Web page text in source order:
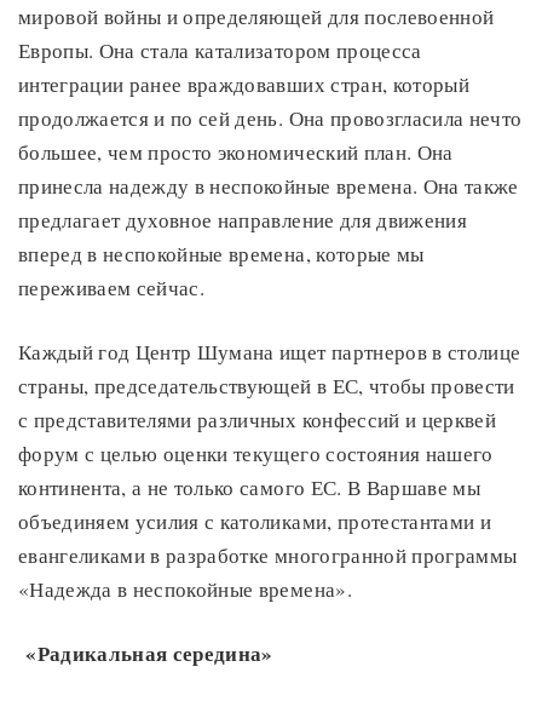
мировой войны и определяющей для послевоенной
Европы. Она стала катализатором процесса
интеграции ранее враждовавших стран, который
продолжается и по сей день. Она провозгласила нечто
большее, чем просто экономический план. Она
принесла надежду в неспокойные времена. Она также
предлагает духовное направление для движения
вперед в неспокойные времена, которые мы
переживаем сейчас.
Каждый год Центр Шумана ищет партнеров в столице
страны, председательствующей в ЕС, чтобы провести
с представителями различных конфессий и церквей
форум с целью оценки текущего состояния нашего
континента, а не только самого ЕС. В Варшаве мы
объединяем усилия с католиками, протестантами и
евангеликами в разработке многогранной программы
«Надежда в неспокойные времена».
«Радикальная середина»